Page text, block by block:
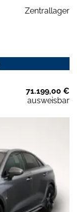
Zentrallager
71.199,00 €
ausweisbar